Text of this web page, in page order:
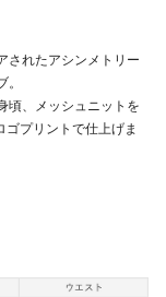
されたアシンメトリー
頃、メッシュニットを
ゴプリントで仕上げま